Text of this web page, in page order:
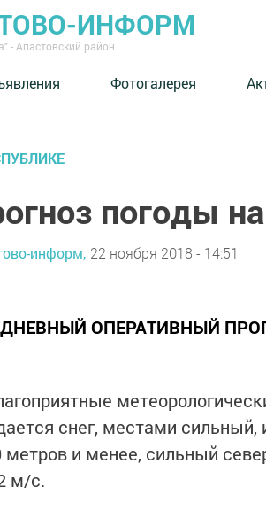
ИНФОРМ
- Апастовский район
Фотогалерея
погоды
информ, 22 ноября 2018 - 14:51
ОПЕРАТИВНЫЙ
снег, местами
метров и менее, сильный
м/с.